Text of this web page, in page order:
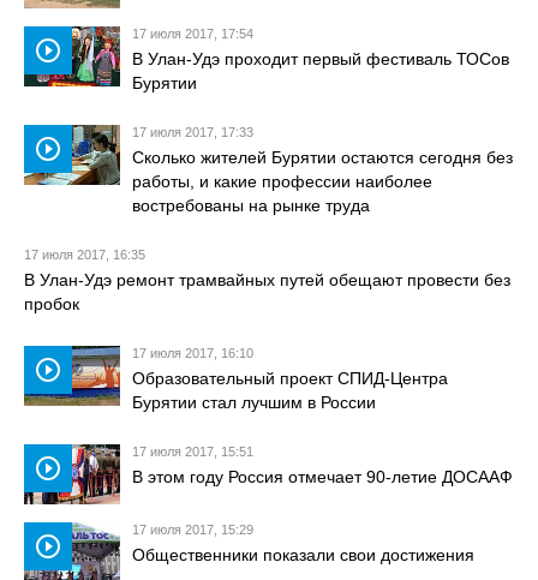
play_circle_outline
17 июля 2017, 17:54
В Улан-Удэ проходит первый фестиваль ТОСов
Бурятии
play_circle_outline
17 июля 2017, 17:33
Сколько жителей Бурятии остаются сегодня без
работы, и какие профессии наиболее
востребованы на рынке труда
17 июля 2017, 16:35
В Улан-Удэ ремонт трамвайных путей обещают провести без
пробок
play_circle_outline
17 июля 2017, 16:10
Образовательный проект СПИД-Центра
Бурятии стал лучшим в России
play_circle_outline
17 июля 2017, 15:51
В этом году Россия отмечает 90-летие ДОСААФ
play_circle_outline
17 июля 2017, 15:29
Общественники показали свои достижения